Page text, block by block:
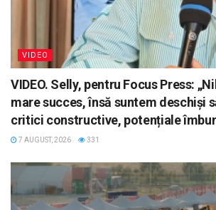
VIDEO
VIDEO. Selly, pentru Focus Press:
mare succes, însă suntem deschiși
critici constructive, potențiale
7 AUGUST, 2026 331